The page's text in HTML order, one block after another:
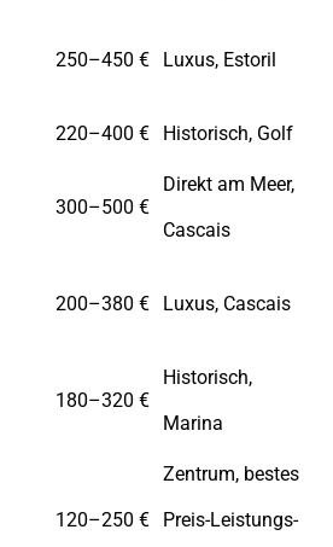
250–450 € Luxus, Estoril
220–400 € Historisch, Golf
300–500 €
Direkt am Meer,
Cascais
200–380 € Luxus, Cascais
180–320 €
Historisch,
Marina
120–250 €
Zentrum, bestes
Preis-Leistungs-